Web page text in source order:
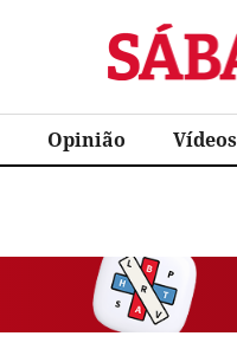
Sábado
Opinião Vídeos